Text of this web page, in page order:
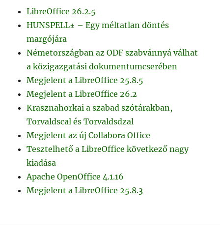
LibreOffice 26.2.5
HUNSPELL± – Egy méltatlan döntés
margójára
Németországban az ODF szabvánnyá válhat
a közigazgatási dokumentumcserében
Megjelent a LibreOffice 25.8.5
Megjelent a LibreOffice 26.2
Krasznahorkai a szabad szótárakban,
Torvaldscal és Torvaldsdzal
Megjelent az új Collabora Office
Tesztelhető a LibreOffice következő nagy
kiadása
Apache OpenOffice 4.1.16
Megjelent a LibreOffice 25.8.3